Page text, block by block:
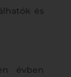
és
évben